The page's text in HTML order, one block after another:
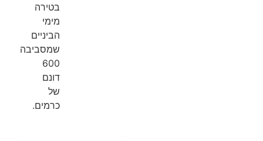
בטירה
מימי
הביניים
שמסביבה
600
דונם
של
כרמים.